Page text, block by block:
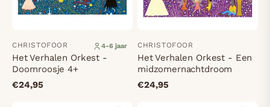
CHRISTOFOOR 4-6 jaar
Het Verhalen Orkest -
Doornroosje 4+
€24,95
CHRISTOFOOR
Het Verhalen Orkest - Een
midzomernachtdroom
€24,95